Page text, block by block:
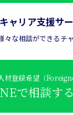
ャリア支援サ
々な相談ができるチ
材登録希望（
で相談する